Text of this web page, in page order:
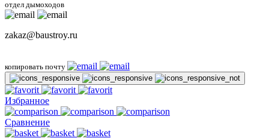
отдел дымоходов
zakaz@baustroy.ru
копировать почту
Избранное
Сравнение